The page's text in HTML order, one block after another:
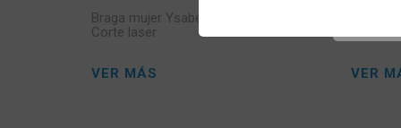
Braga mujer Ysabel Mora 19661 Midi
Corte laser
VER MÁS VER